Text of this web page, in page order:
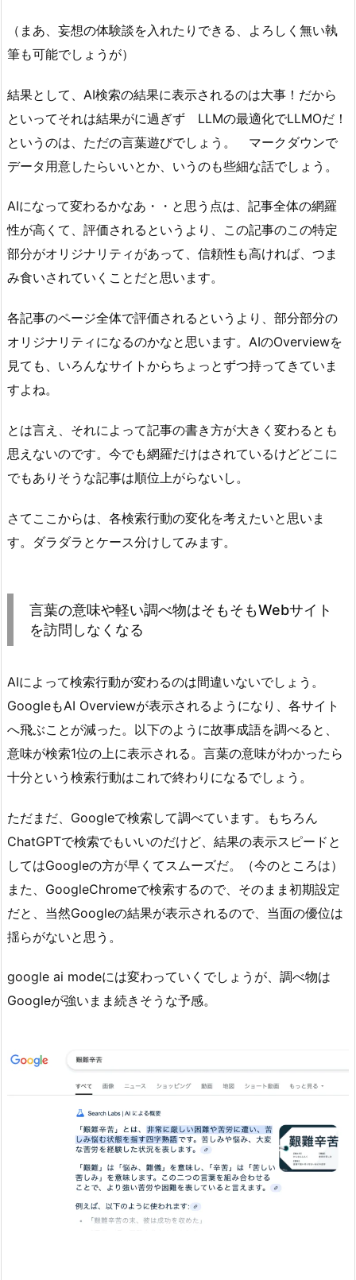
（まあ、妄想の体験談を入れたりできる、よろしく無い執
筆も可能でしょうが）
結果として、AI検索の結果に表示されるのは大事！だから
といってそれは結果がに過ぎず LLMの最適化でLLMOだ！
というのは、ただの言葉遊びでしょう。 マークダウンで
データ用意したらいいとか、いうのも些細な話でしょう。
AIになって変わるかなあ・・と思う点は、記事全体の網羅
性が高くて、評価されるというより、この記事のこの特定
部分がオリジナリティがあって、信頼性も高ければ、 つま
み食いされていくことだと思います。
各記事のページ全体で評価されるというより、部分部分の
オリジナリティになるのかなと思います。AIのOverviewを
見ても、いろんなサイトからちょっとずつ持ってきていま
すよね。
とは言え、それによって記事の書き方が大きく変わるとも
思えないのです。今でも網羅だけはされているけどどこに
でもありそうな記事は順位上がらないし。
さてここからは、各検索行動の変化を考えたいと思いま
す。ダラダラとケース分けしてみます。
言葉の意味や軽い調べ物はそもそもWebサイト
を訪問しなくなる
AIによって検索行動が変わるのは間違いないでしょう。
GoogleもAI Overviewが表示されるようになり、各サイト
へ飛ぶことが減った。以下のように故事成語を調べると、
意味が検索1位の上に表示される。言葉の意味がわかったら
十分という検索行動はこれで終わりになるでしょう。
ただまだ、Googleで検索して調べています。もちろん
ChatGPTで検索でもいいのだけど、結果の表示スピードと
してはGoogleの方が早くてスムーズだ。（今のところは）
また、GoogleChromeで検索するので、そのまま初期設定
だと、当然Googleの結果が表示されるので、当面の優位は
揺らがないと思う。
google ai modeには変わっていくでしょうが、調べ物は
Googleが強いまま続きそうな予感。